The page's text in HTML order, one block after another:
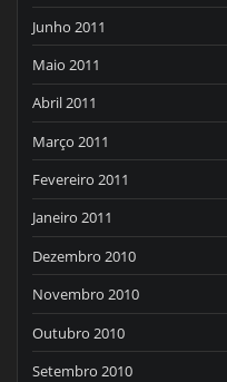
Junho 2011
Maio 2011
Abril 2011
Março 2011
Fevereiro 2011
Janeiro 2011
Dezembro 2010
Novembro 2010
Outubro 2010
Setembro 2010